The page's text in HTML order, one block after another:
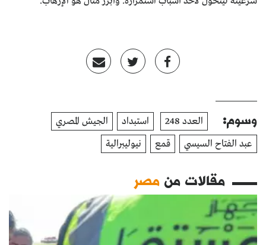
وسوم: العدد 248 استبداد
الجيش المصري
عبد الفتاح السيسي
قمع نيوليبرالية
مقالات منمصر